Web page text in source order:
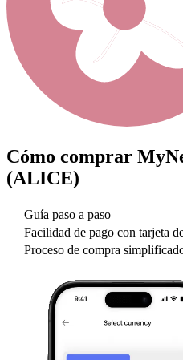
Cómo comprar
(ALICE)
Guía paso a paso
Facilidad de pago con tarjeta
Proceso de compra